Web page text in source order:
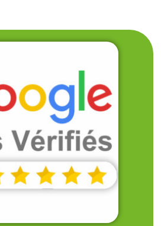
:
et intervention si
par contrat